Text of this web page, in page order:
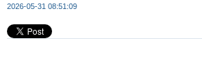
2026-05-31 08:51:09